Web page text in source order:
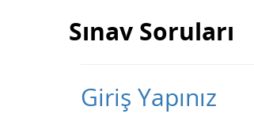
Sınav Soruları
Giriş Yapınız